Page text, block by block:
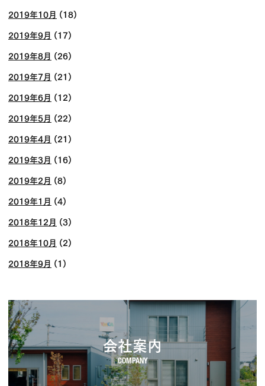
2019年10月 (18)
2019年9月 (17)
2019年8月 (26)
2019年7月 (21)
2019年6月 (12)
2019年5月 (22)
2019年4月 (21)
2019年3月 (16)
2019年2月 (8)
2019年1月 (4)
2018年12月 (3)
2018年10月 (2)
2018年9月 (1)
会社案内